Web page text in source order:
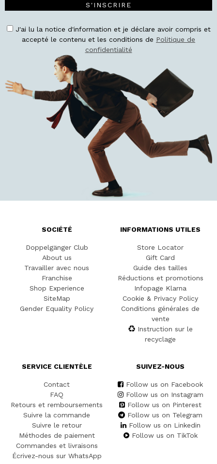
S'INSCRIRE
J'ai lu la notice d'information et je déclare avoir compris et
accepté le contenu et les conditions de Politique de
confidentialité
SOCIÉTÉ
Doppelgänger Club
About us
Travailler avec nous
Franchise
Shop Experience
SiteMap
Gender Equality Policy
INFORMATIONS UTILES
Store Locator
Gift Card
Guide des tailles
Réductions et promotions
Infopage Klarna
Cookie & Privacy Policy
Conditions générales de
vente
Instruction sur le
recyclage
SERVICE CLIENTÈLE
Contact
FAQ
Retours et remboursements
Suivre la commande
Suivre le retour
Méthodes de paiement
Commandes et livraisons
Écrivez-nous sur WhatsApp
SUIVEZ-NOUS
Follow us on Facebook
Follow us on Instagram
Follow us on Pinterest
Follow us on Telegram
Follow us on Linkedin
Follow us on TikTok